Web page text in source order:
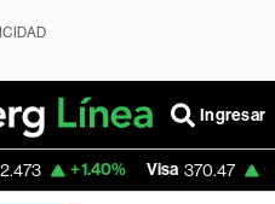
Ingresar
Visa 370.47 +0.52%